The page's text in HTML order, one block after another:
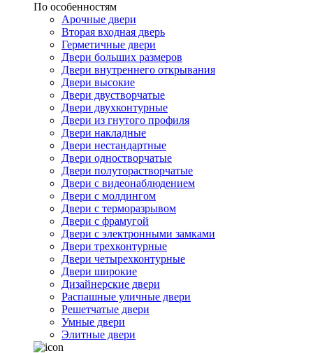
По особенностям
Арочные двери
Вторая входная дверь
Герметичные двери
Двери больших размеров
Двери внутреннего открывания
Двери высокие
Двери двустворчатые
Двери двухконтурные
Двери из гнутого профиля
Двери накладные
Двери нестандартные
Двери одностворчатые
Двери полуторастворчатые
Двери с видеонаблюдением
Двери с молдингом
Двери с терморазрывом
Двери с фрамугой
Двери с электронными замками
Двери трехконтурные
Двери четырехконтурные
Двери широкие
Дизайнерские двери
Распашные уличные двери
Решетчатые двери
Умные двери
Элитные двери